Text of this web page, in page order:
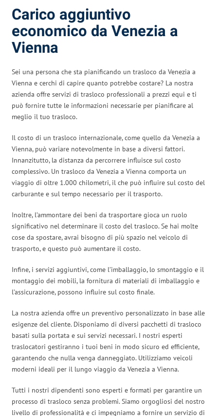
Carico aggiuntivo
economico da Venezia a
Vienna
Sei una persona che sta pianificando un trasloco da Venezia a
Vienna e cerchi di capire quanto potrebbe costare? La nostra
azienda offre servizi di trasloco professionali a prezzi equi e ti
può fornire tutte le informazioni necessarie per pianificare al
meglio il tuo trasloco.
Il costo di un trasloco internazionale, come quello da Venezia a
Vienna, può variare notevolmente in base a diversi fattori.
Innanzitutto, la distanza da percorrere influisce sul costo
complessivo. Un trasloco da Venezia a Vienna comporta un
viaggio di oltre 1.000 chilometri, il che può influire sul costo del
carburante e sul tempo necessario per il trasporto.
Inoltre, l’ammontare dei beni da trasportare gioca un ruolo
significativo nel determinare il costo del trasloco. Se hai molte
cose da spostare, avrai bisogno di più spazio nel veicolo di
trasporto, e questo può aumentare il costo.
Infine, i servizi aggiuntivi, come l’imballaggio, lo smontaggio e il
montaggio dei mobili, la fornitura di materiali di imballaggio e
l’assicurazione, possono influire sul costo finale.
La nostra azienda offre un preventivo personalizzato in base alle
esigenze del cliente. Disponiamo di diversi pacchetti di trasloco
basati sulla portata e sui servizi necessari. I nostri esperti
traslocatori gestiranno i tuoi beni in modo sicuro ed efficiente,
garantendo che nulla venga danneggiato. Utilizziamo veicoli
moderni ideali per il lungo viaggio da Venezia a Vienna.
Tutti i nostri dipendenti sono esperti e formati per garantire un
processo di trasloco senza problemi. Siamo orgogliosi del nostro
livello di professionalità e ci impegniamo a fornire un servizio di